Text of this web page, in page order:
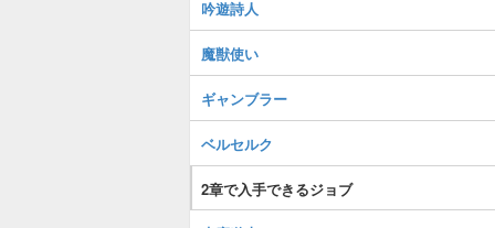
吟遊詩人
魔獣使い
ギャンブラー
ベルセルク
2章で入手できるジョブ